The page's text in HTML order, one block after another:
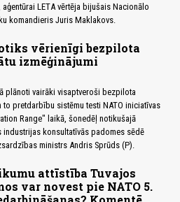
aģentūrai LETA vērtēja bijušais Nacionālo
komandieris Juris Maklakovs.
vērienīgi bezpilota
izmēģinājumi
plānoti vairāki visaptveroši bezpilota
to pretdarbību sistēmu testi NATO iniciatīvas
Range" laikā, šonedēļ notikušajā
industrijas konsultatīvās padomes sēdē
ministrs Andris Sprūds (P).
attīstība Tuvajos
var novest pie NATO 5.